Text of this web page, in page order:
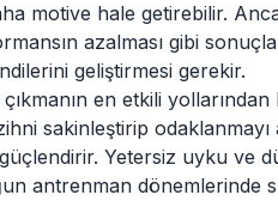
motive hale getirebilir.
azalması gibi
geliştirmesi gerekir.
en etkili
sakinleştirip
güçlendirir. Yetersiz uyku
antrenman dönemlerinde